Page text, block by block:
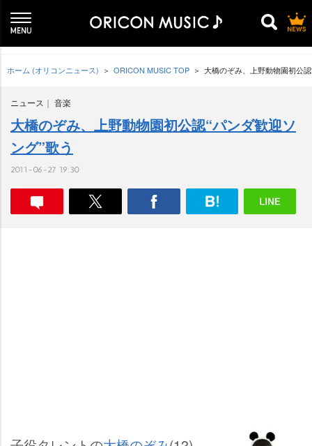
ホーム (オリコンニュース) ORICON MUSIC TOP 大橋のぞみ、上野動物園初公
ニュース 音楽
大橋のぞみ、上野動物園初公認“パンダ歓迎ソ
ング”歌う
2011-06-27 19:30